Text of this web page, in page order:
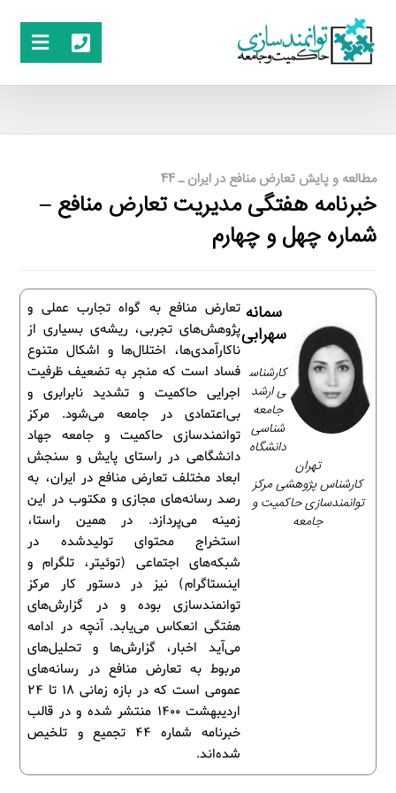
مطالعه و پایش تعارض منافع در ایران ـ 44
خبرنامه هفتگی مدیریت تعارض منافع –
شماره چهل و چهارم
تعارض منافع به گواه تجارب عملی و
پژوهش‌های تجربی، ریشه‌ی بسیاری از
ناکارآمدی‌ها، اختلال‌ها و اشکال متنوع
فساد است که منجر به تضعیف ظرفیت
اجرایی حاکمیت و تشدید نابرابری و
بی‌اعتمادی در جامعه می‌شود. مرکز
توانمندسازی حاکمیت و جامعه جهاد
دانشگاهی در راستای پایش و سنجش
ابعاد مختلف تعارض منافع در ایران، به
رصد رسانه‌های مجازی و مکتوب در این
زمینه می‌پردازد. در همین راستا،
استخراج محتوای تولیدشده در
شبکه‌های اجتماعی (توئیتر، تلگرام و
اینستاگرام) نیز در دستور کار مرکز
توانمندسازی بوده و در گزارش‌های
هفتگی انعکاس می‌یابد. آنچه در ادامه
می‌آید اخبار، گزارش‌ها و تحلیل‌های
مربوط به تعارض منافع در رسانه‌های
عمومی است که در بازه زمانی 18 تا 24
اردیبهشت 1400 منتشر شده و در قالب
خبرنامه شماره 44 تجمیع و تلخیص
شده‌اند.
سمانه
سهرابی
کارشناس
ی ارشد
جامعه‌
شناسی
دانشگاه
تهران
کارشناس پژوهشی مرکز
توانمندسازی حاکمیت و
جامعه